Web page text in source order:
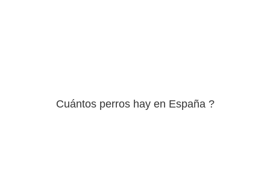
Cuántos perros hay en España ?